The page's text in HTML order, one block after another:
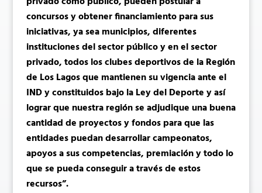
concursos y obtener financiamiento para sus
iniciativas, ya sea municipios, diferentes
instituciones del sector público y en el sector
privado, todos los clubes deportivos de la Región
de Los Lagos que mantienen su vigencia ante el
IND y constituidos bajo la Ley del Deporte y así
lograr que nuestra región se adjudique una buena
cantidad de proyectos y fondos para que las
entidades puedan desarrollar campeonatos,
apoyos a sus competencias, premiación y todo lo
que se pueda conseguir a través de estos
recursos”.